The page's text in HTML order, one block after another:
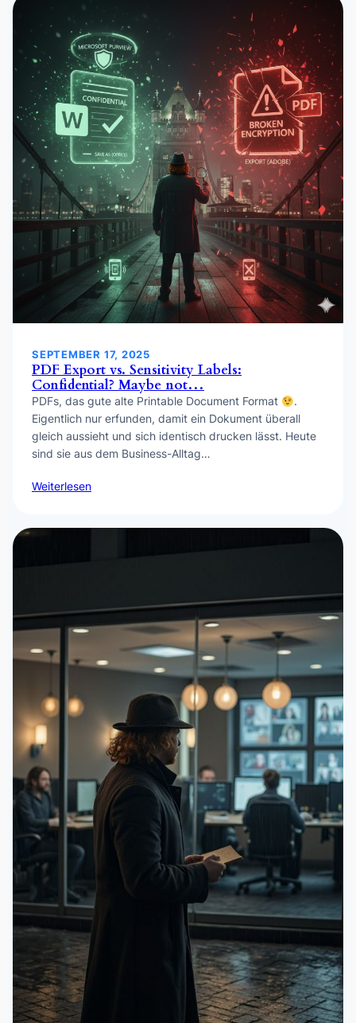
SEPTEMBER 17, 2025
PDF Export vs. Sensitivity Labels:
Confidential? Maybe not…
PDFs, das gute alte Printable Document Format
.
Eigentlich nur erfunden, damit ein Dokument überall
gleich aussieht und sich identisch drucken lässt. Heute
sind sie aus dem Business-Alltag…
Weiterlesen